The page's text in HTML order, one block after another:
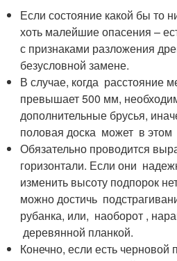
Если состояние какой бы то
хоть малейшие опасения –
с признаками разложения
безусловной замене.
В случае, когда расстояние
превышает 500 мм,
дополнительные брусья,
половая доска может в этом
Обязательно проводится
горизонтали. Если они
изменить высоту подпорок
можно достичь
рубанка, или, наоборот ,
деревянной планкой.
Конечно, если есть черновой